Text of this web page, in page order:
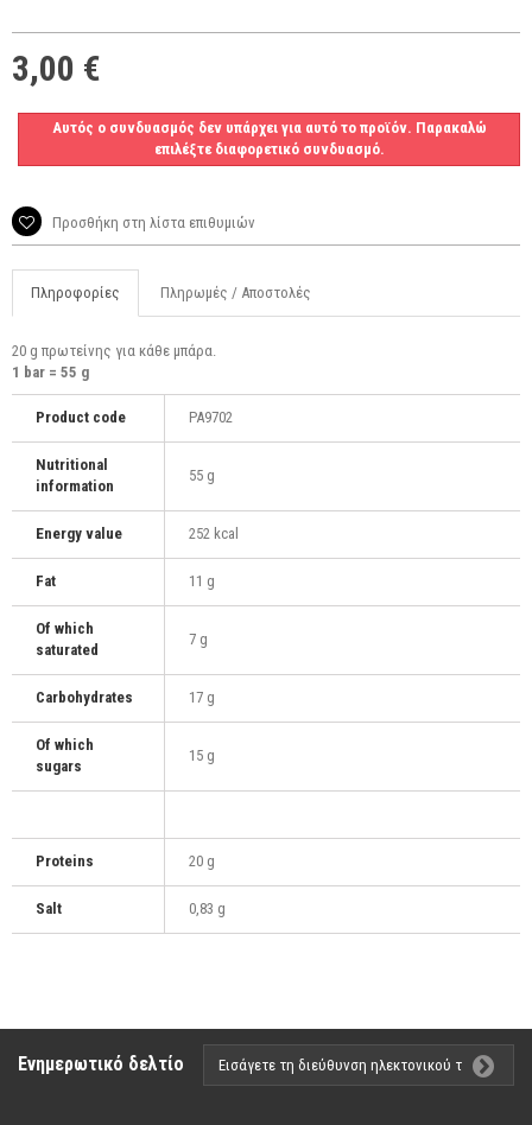
3,00 €
Αυτός ο συνδυασμός δεν υπάρχει για αυτό το προϊόν. Παρακαλώ
επιλέξτε διαφορετικό συνδυασμό.
Προσθήκη στη λίστα επιθυμιών
Πληροφορίες Πληρωμές / Αποστολές
20 g πρωτείνης για κάθε μπάρα.
1 bar = 55 g
Product code PA9702
Nutritional
information
55 g
Energy value 252 kcal
Fat 11 g
Of which
saturated
7 g
Carbohydrates 17 g
Of which
sugars
15 g
Proteins 20 g
Salt 0,83 g
Ενημερωτικό δελτίο